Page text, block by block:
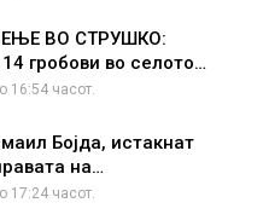
ВО СТРУШКО:
гробови во селото…
16:54 часот.
Бојда, истакнат
на…
17:24 часот.